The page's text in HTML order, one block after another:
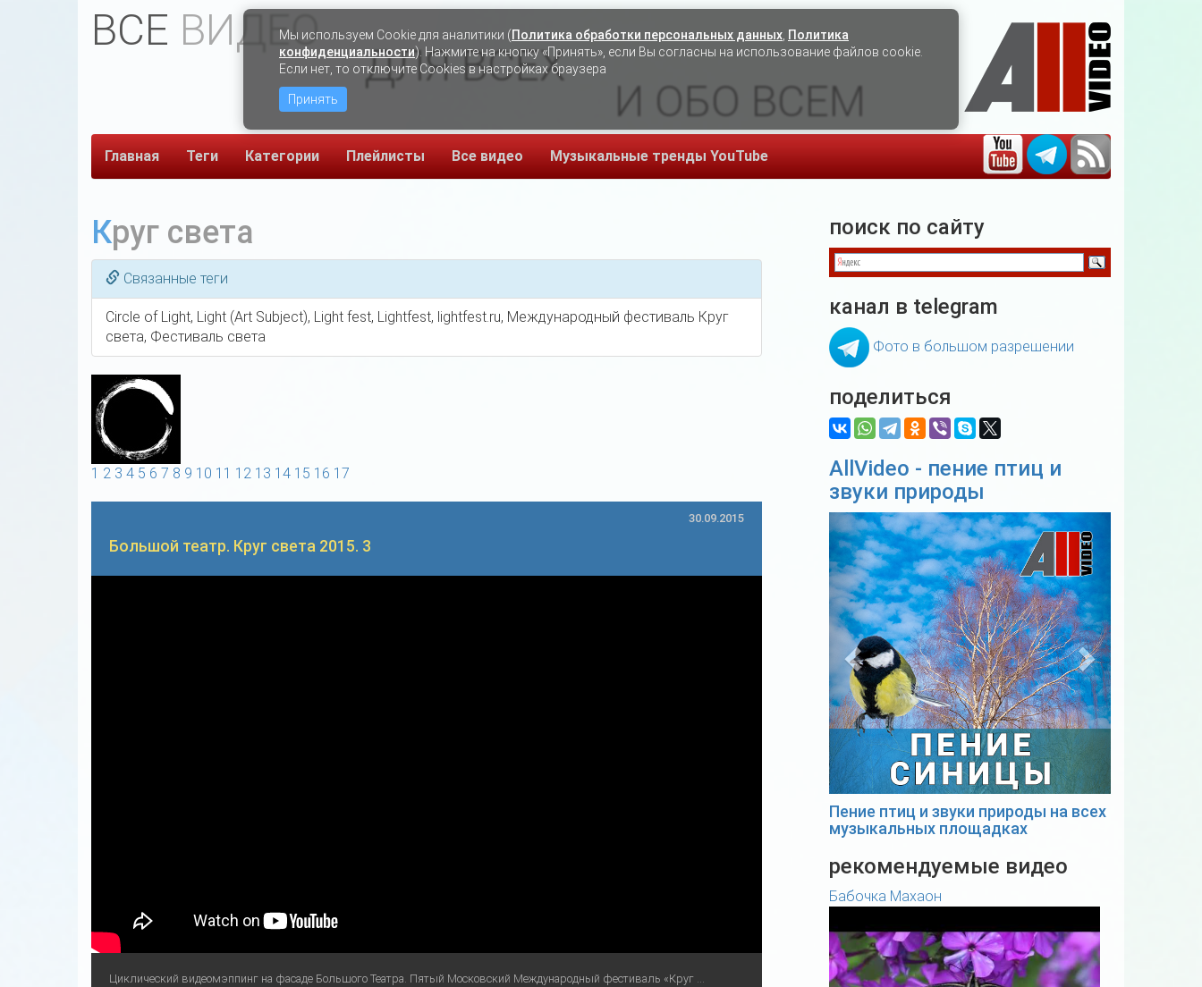
ВСЕ ВИДЕО
ДЛЯ ВСЕХ
И ОБО ВСЕМ
Главная Теги Категории Плейлисты Все видео Музыкальные тренды YouTube
Круг света
Связанные теги
Circle of Light, Light (Art Subject), Light fest, Lightfest, lightfest.ru, Международный фестиваль Круг
света, Фестиваль света
1 2 3 4 5 6 7 8 9 10 11 12 13 14 15 16 17
30.09.2015
Большой театр. Круг света 2015. 3
Циклический видеомэппинг на фасаде Большого Театра. Пятый Московский Международный фестиваль «Круг ...
поиск по сайту
канал в telegram
Фото в большом разрешении
поделиться
AllVideo - пение птиц и
звуки природы
Previous
Пение птиц и звуки природы на всех
музыкальных площадках
рекомендуемые видео
Бабочка Махаон
Мы используем Сookie для аналитики (Политика обработки персональных данных Политика
конфиденциальности). Нажмите на кнопку «Принять», если Вы согласны на использование файлов cookie.
Если нет, то отключите Cookies в настройках браузера
Принять